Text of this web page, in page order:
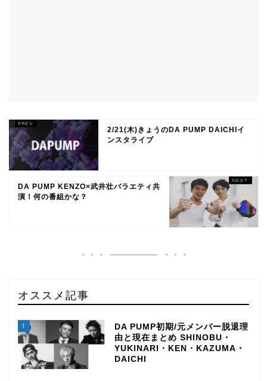
2/21(木)きょうのDA PUMP DAICHIイ
ンスタライブ
DA PUMP KENZO×武井壮バラエティ共
演！何の番組かな？
オススメ記事
1
DA PUMP初期/元メンバー脱退理
由と現在まとめ SHINOBU・
YUKINARI・KEN・KAZUMA・
DAICHI